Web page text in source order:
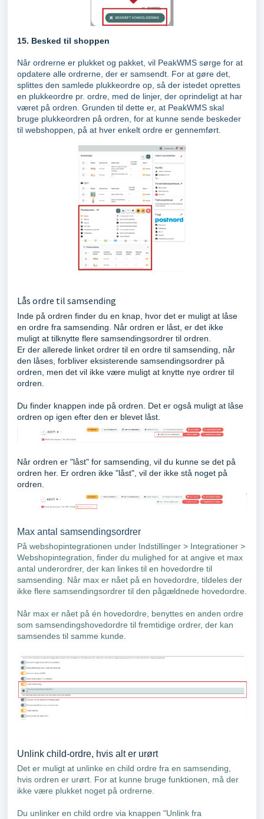
15. Besked til shoppen
Når ordrerne er plukket og pakket, vil PeakWMS sørge for at
opdatere alle ordrerne, der er samsendt. For at gøre det,
splittes den samlede plukkeordre op, så der istedet oprettes
en plukkeordre pr. ordre, med de linjer, der oprindeligt at har
været på ordren. Grunden til dette er, at PeakWMS skal
bruge plukkeordren på ordren, for at kunne sende beskeder
til webshoppen, på at hver enkelt ordre er gennemført.
Lås ordre til samsending
Inde på ordren finder du en knap, hvor det er muligt at låse
en ordre fra samsending. Når ordren er låst, er det ikke
muligt at tilknytte flere samsendingsordrer til ordren.
Er der allerede linket ordrer til en ordre til samsending, når
den låses, forbliver eksisterende samsendingsordrer på
ordren, men det vil ikke være muligt at knytte nye ordrer til
ordren.
Du finder knappen inde på ordren. Det er også muligt at låse
ordren op igen efter den er blevet låst.
Når ordren er "låst" for samsending, vil du kunne se det på
ordren her. Er ordren ikke "låst", vil der ikke stå noget på
ordren.
Max antal samsendingsordrer
På webshopintegrationen under Indstillinger > Integrationer >
Webshopintegration, finder du mulighed for at angive et max
antal underordrer, der kan linkes til en hovedordre til
samsending. Når max er nået på en hovedordre, tildeles der
ikke flere samsendingsordrer til den pågældnede hovedordre.
Når max er nået på én hovedordre, benyttes en anden ordre
som samsendingshovedordre til fremtidige ordrer, der kan
samsendes til samme kunde.
Unlink child-ordre, hvis alt er urørt
Det er muligt at unlinke en child ordre fra en samsending,
hvis ordren er urørt. For at kunne bruge funktionen, må der
ikke være plukket noget på ordrerne.
Du unlinker en child ordre via knappen "Unlink fra